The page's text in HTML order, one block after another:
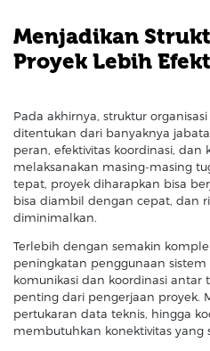
Menjadikan
Proyek Lebih
Pada akhirnya, struktur
ditentukan dari banyaknya
peran, efektivitas koordinasi,
melaksanakan masing-masing
tepat, proyek diharapkan bisa
bisa diambil dengan cepat, dan
diminimalkan.
Terlebih dengan semakin
peningkatan penggunaan
komunikasi dan koordinasi antar
penting dari pengerjaan proyek.
pertukaran data teknis, hingga
membutuhkan konektivitas yang